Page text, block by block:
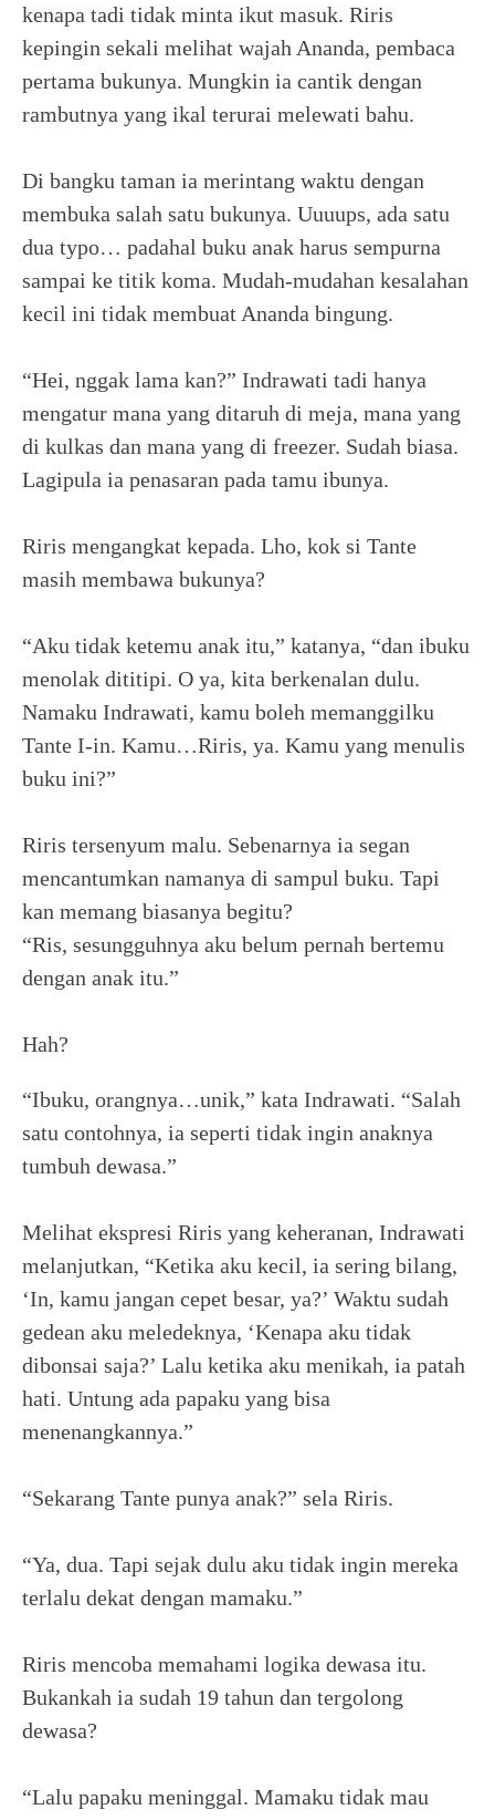
kenapa tadi tidak minta ikut masuk. Riris
kepingin sekali melihat wajah Ananda, pembaca
pertama bukunya. Mungkin ia cantik dengan
rambutnya yang ikal terurai melewati bahu.
Di bangku taman ia merintang waktu dengan
membuka salah satu bukunya. Uuuups, ada satu
dua typo… padahal buku anak harus sempurna
sampai ke titik koma. Mudah-mudahan kesalahan
kecil ini tidak membuat Ananda bingung.
“Hei, nggak lama kan?” Indrawati tadi hanya
mengatur mana yang ditaruh di meja, mana yang
di kulkas dan mana yang di freezer. Sudah biasa.
Lagipula ia penasaran pada tamu ibunya.
Riris mengangkat kepada. Lho, kok si Tante
masih membawa bukunya?
“Aku tidak ketemu anak itu,” katanya, “dan ibuku
menolak dititipi. O ya, kita berkenalan dulu.
Namaku Indrawati, kamu boleh memanggilku
Tante I-in. Kamu…Riris, ya. Kamu yang menulis
buku ini?”
Riris tersenyum malu. Sebenarnya ia segan
mencantumkan namanya di sampul buku. Tapi
kan memang biasanya begitu?
“Ris, sesungguhnya aku belum pernah bertemu
dengan anak itu.”
Hah?
“Ibuku, orangnya…unik,” kata Indrawati. “Salah
satu contohnya, ia seperti tidak ingin anaknya
tumbuh dewasa.”
Melihat ekspresi Riris yang keheranan, Indrawati
melanjutkan, “Ketika aku kecil, ia sering bilang,
‘In, kamu jangan cepet besar, ya?’ Waktu sudah
gedean aku meledeknya, ‘Kenapa aku tidak
dibonsai saja?’ Lalu ketika aku menikah, ia patah
hati. Untung ada papaku yang bisa
menenangkannya.”
“Sekarang Tante punya anak?” sela Riris.
“Ya, dua. Tapi sejak dulu aku tidak ingin mereka
terlalu dekat dengan mamaku.”
Riris mencoba memahami logika dewasa itu.
Bukankah ia sudah 19 tahun dan tergolong
dewasa?
“Lalu papaku meninggal. Mamaku tidak mau